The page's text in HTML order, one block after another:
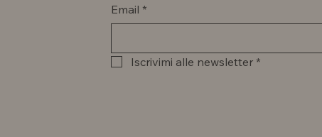
Email *
Iscrivimi alle newsletter *